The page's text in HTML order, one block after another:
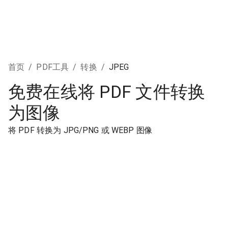
首页 / PDF工具 / 转换 / JPEG
免费在线将 PDF 文件转换
为图像
将 PDF 转换为 JPG/PNG 或 WEBP 图像